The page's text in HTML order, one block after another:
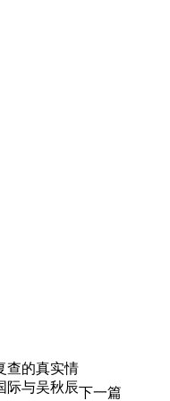
下一篇
查的真实情
际与吴秋辰